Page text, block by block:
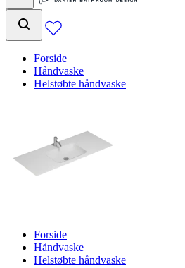
Forside
Håndvaske
Helstøbte håndvaske
Forside
Håndvaske
Helstøbte håndvaske